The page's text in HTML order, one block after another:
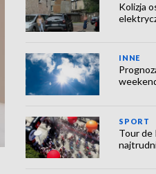
Kolizja
INNE
SPORT
Tour de